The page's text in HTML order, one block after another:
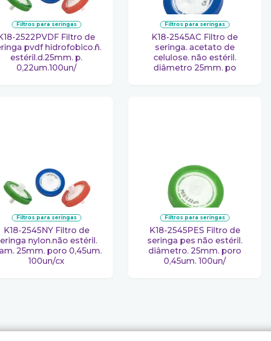
filtros para seringas
Filtro de
pvdf hidrofobico.ñ.
estéril.d.25mm. p.
0,22um.100un/
filtros para seringas
K18-2545AC Filtro de
seringa. acetato de
celulose. não estéril.
diâmetro 25mm. po
filtros para seringas
K18-2545NY Filtro de
nylon.não estéril.
25mm. poro 0,45um.
100un/cx
filtros para seringas
K18-2545PES Filtro de
seringa pes não estéril.
diâmetro. 25mm. poro
0,45um. 100un/